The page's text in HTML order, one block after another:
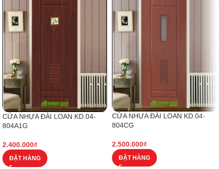
CỬA NHỰA ĐÀI LOAN KD.04-
804A1G
2.400.000₫
ĐẶT HÀNG
CỬA NHỰA ĐÀI LOAN KD.04-
804CG
2.500.000₫
ĐẶT HÀNG